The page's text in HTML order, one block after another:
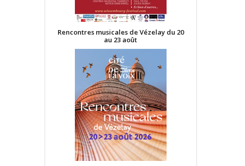
Rencontres musicales de Vézelay du 20
au 23 août